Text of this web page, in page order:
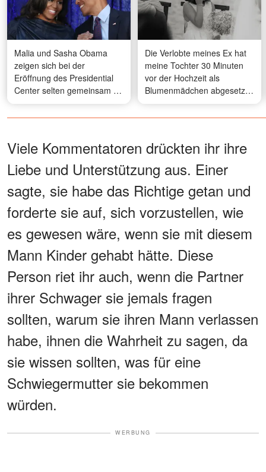
Malia und Sasha Obama
zeigen sich bei der
Eröffnung des Presidential
Center selten gemeinsam –
und ihre Looks sorgen für
Aufsehen – Fotos
Die Verlobte meines Ex hat
meine Tochter 30 Minuten
vor der Hochzeit als
Blumenmädchen abgesetzt
und gesagt: „Eine neue
Familie sollte nicht mit
beginnen“ – was die Mutter
meines Ex dann tat, hat alle
sprachlos gemacht
Viele Kommentatoren drückten ihr ihre
Liebe und Unterstützung aus. Einer
sagte, sie habe das Richtige getan und
forderte sie auf, sich vorzustellen, wie
es gewesen wäre, wenn sie mit diesem
Mann Kinder gehabt hätte. Diese
Person riet ihr auch, wenn die Partner
ihrer Schwager sie jemals fragen
sollten, warum sie ihren Mann verlassen
habe, ihnen die Wahrheit zu sagen, da
sie wissen sollten, was für eine
Schwiegermutter sie bekommen
würden.
WERBUNG